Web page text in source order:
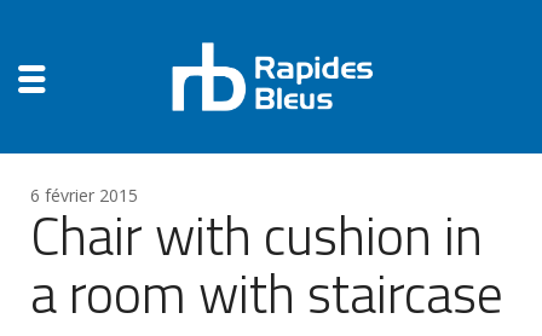
6 février 2015
Chair with cushion in
a room with staircase